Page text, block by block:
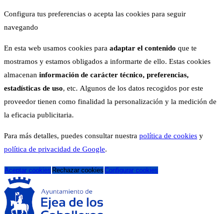
Configura tus preferencias o acepta las cookies para seguir
navegando
En esta web usamos cookies para adaptar el contenido que te
mostramos y estamos obligados a informarte de ello. Estas cookies
almacenan información de carácter técnico, preferencias,
estadísticas de uso, etc. Algunos de los datos recogidos por este
proveedor tienen como finalidad la personalización y la medición de
la eficacia publicitaria.
Para más detalles, puedes consultar nuestra política de cookies y
política de privacidad de Google.
Aceptar cookies Rechazar cookies Configurar cookies